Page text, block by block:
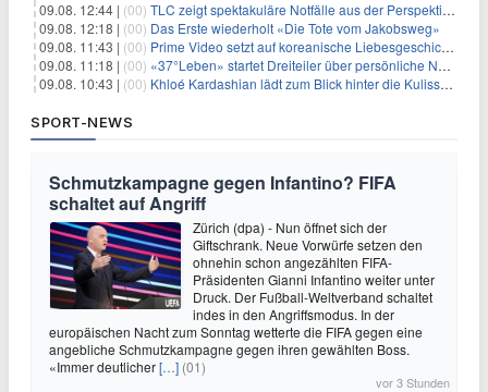
09.08. 12:44 | (00) TLC zeigt spektakuläre Notfälle aus der Perspektive der Patienten
09.08. 12:18 | (00) Das Erste wiederholt «Die Tote vom Jakobsweg»
09.08. 11:43 | (00) Prime Video setzt auf koreanische Liebesgeschichte
09.08. 11:18 | (00) «37°Leben» startet Dreiteiler über persönliche Neuanfänge
09.08. 10:43 | (00) Khloé Kardashian lädt zum Blick hinter die Kulissen ihres Freundeskreises
SPORT-NEWS
Schmutzkampagne gegen Infantino? FIFA
schaltet auf Angriff
Zürich (dpa) - Nun öffnet sich der
Giftschrank. Neue Vorwürfe setzen den
ohnehin schon angezählten FIFA-
Präsidenten Gianni Infantino weiter unter
Druck. Der Fußball-Weltverband schaltet
indes in den Angriffsmodus. In der
europäischen Nacht zum Sonntag wetterte die FIFA gegen eine
angebliche Schmutzkampagne gegen ihren gewählten Boss.
«Immer deutlicher[…] (01)
vor 3 Stunden